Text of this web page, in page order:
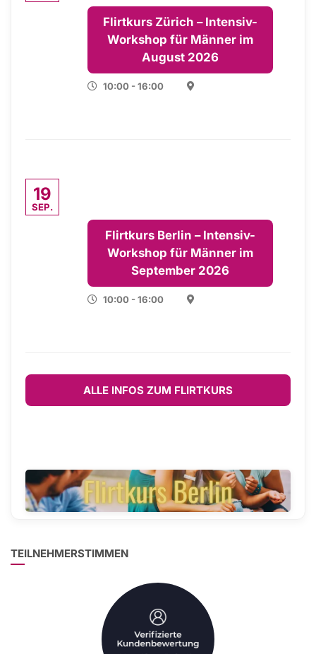
Flirtkurs Zürich – Intensiv-
Workshop für Männer im
August 2026
10:00 - 16:00
19
SEP.
Flirtkurs Berlin – Intensiv-
Workshop für Männer im
September 2026
10:00 - 16:00
ALLE INFOS ZUM FLIRTKURS
TEILNEHMERSTIMMEN